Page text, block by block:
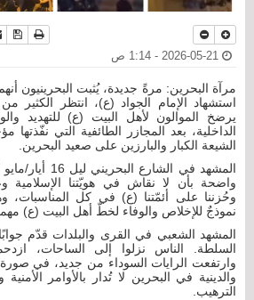
نسخة
مرآة البحرين: مرةً جديدة، يُثبت البحرينيون
استشهاد الإمام الجواد (ع)، انتظر الكثير
يرضخ الموالون لأهل البيت (ع) للتهديد
الداخلية، بعد المجازر الطائفية التي نفّذتها
الشيعة الكبار والبارزين على صعيد البحرين.
المشهد في
واضحة بأن لا نقاش في هويّتنا الإسلامية
وحُزننا على أئمّتنا (ع) في كل المناسبات،
نموذجٌ للإخلاص والوفاء لخطّ أهل البيت (ع)
المشهد الشعبي في القرى والبلدات قدّم جوابًا
السلطة. الناس نزلوا إلى الساحات،
وارتفعت الرايات السوداء من جديد، في صورة
والدينية في البحرين لا تُدار بالأوامر
الترهيب.